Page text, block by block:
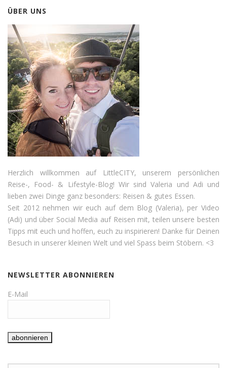
ÜBER UNS
Herzlich willkommen auf LittleCITY, unserem persönlichen
Reise-, Food- & Lifestyle-Blog! Wir sind Valeria und Adi und
lieben zwei Dinge ganz besonders: Reisen & gutes Essen.
Seit 2012 nehmen wir euch auf dem Blog (Valeria), per Video
(Adi) und über Social Media auf Reisen mit, teilen unsere besten
Tipps mit euch und hoffen, euch zu inspirieren! Danke für Deinen
Besuch in unserer kleinen Welt und viel Spass beim Stöbern. <3
NEWSLETTER ABONNIEREN
E-Mail